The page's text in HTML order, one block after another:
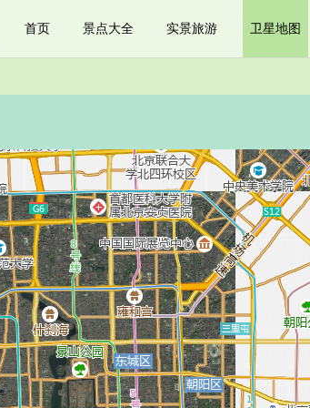
首页 景点大全 实景旅游 卫星地图